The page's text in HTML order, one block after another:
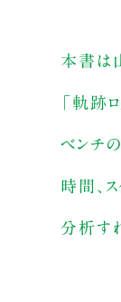
本書は
「軌跡
ベンチ
時間、
分析す